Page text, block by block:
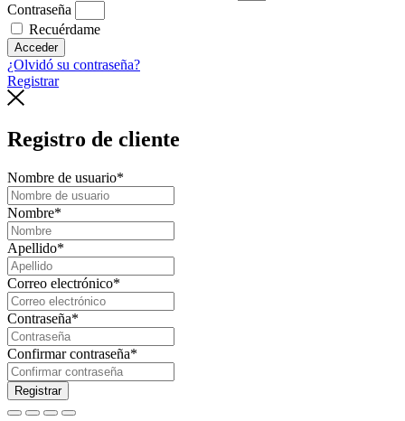
Contraseña
Recuérdame
Acceder
¿Olvidó su contraseña?
Registrar
Registro de cliente
Nombre de usuario*
Nombre*
Apellido*
Correo electrónico*
Contraseña*
Confirmar contraseña*
Registrar